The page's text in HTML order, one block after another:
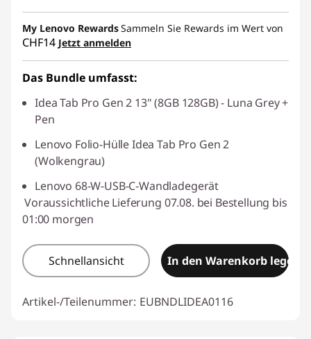
My Lenovo RewardsSammeln Sie Rewards im Wert von
CHF14 Jetzt anmelden
Das Bundle umfasst:
Idea Tab Pro Gen 2 13" (8GB 128GB) - Luna Grey +
Pen
Lenovo Folio-Hülle Idea Tab Pro Gen 2
(Wolkengrau)
Lenovo 68-W-USB-C-Wandladegerät
Voraussichtliche Lieferung 07.08. bei Bestellung bis
01:00 morgen
Schnellansicht In den Warenkorb legen
Artikel-/Teilenummer: EUBNDLIDEA0116